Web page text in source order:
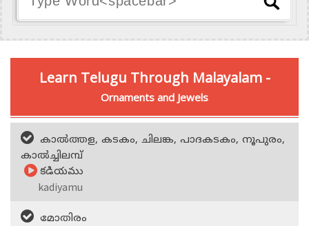
Learn Telugu Through Malayalam -
Ornaments and Jewels
കാല്‍ത്തള, കടകം, ചിലങ്ക, പാദകടകം, നൂപുരം,
കാല്‍ച്ചിലമ്പ്‌
కడియము
kadiyamu
മോതിരം